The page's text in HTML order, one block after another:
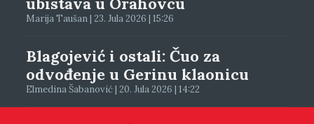
Marija Taušan | 23. Jula 2026 | 15:26
Blagojević i ostali: Čuo za
odvođenje u Gerinu klaonicu
Elmedina Šabanović | 20. Jula 2026 | 14:22